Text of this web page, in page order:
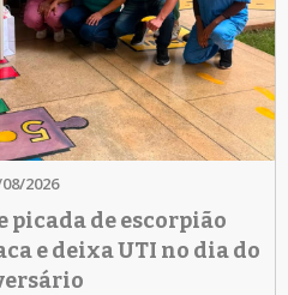
2026
de escorpião
e deixa UTI no dia do